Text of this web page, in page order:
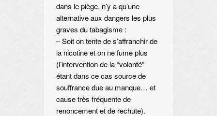
dans le piège, n’y a qu’une
alternative aux dangers les plus
graves du tabagisme :
– Soit on tente de s’affranchir de
la nicotine et on ne fume plus
(l’intervention de la “volonté”
étant dans ce cas source de
souffrance due au manque… et
cause très fréquente de
renoncement et de rechute).